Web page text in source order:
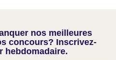
nos meilleures
concours? Inscrivez-
hebdomadaire.